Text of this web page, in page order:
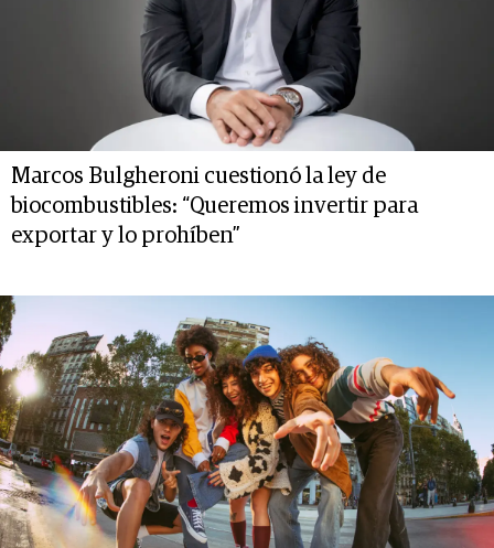
Marcos Bulgheroni cuestionó la ley de
biocombustibles: “Queremos invertir para
exportar y lo prohíben”